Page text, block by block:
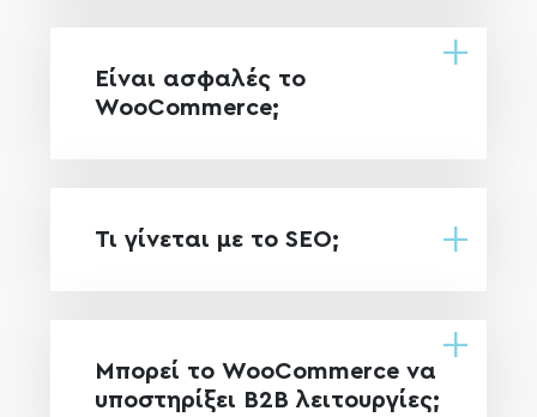
Είναι ασφαλές το
WooCommerce;
Τι γίνεται με το SEO;
Μπορεί το WooCommerce να
υποστηρίξει B2B λειτουργίες;